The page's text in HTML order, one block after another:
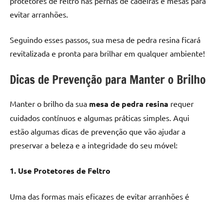
evitar arranhões.
Seguindo esses passos, sua mesa de pedra resina ficará
revitalizada e pronta para brilhar em qualquer ambiente!
Dicas de Prevenção para Manter o Brilho
Manter o brilho da sua mesa de pedra resina requer
cuidados contínuos e algumas práticas simples. Aqui
estão algumas dicas de prevenção que vão ajudar a
preservar a beleza e a integridade do seu móvel:
1. Use Protetores de Feltro
Uma das formas mais eficazes de evitar arranhões é